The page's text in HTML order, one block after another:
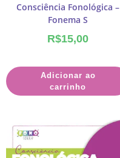
Consciência Fonológica –
Fonema S
R$15,00
Adicionar ao
carrinho